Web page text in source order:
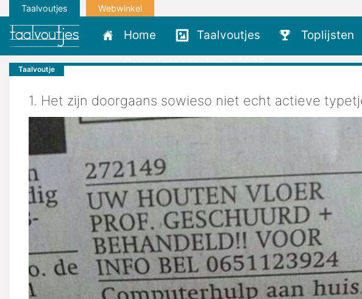
Taalvoutjes Webwinkel
Home Taalvoutjes Toplijsten
Grappigste taalvout 2025
Taalvoutje
1. Het zijn doorgaans sowieso niet echt actieve